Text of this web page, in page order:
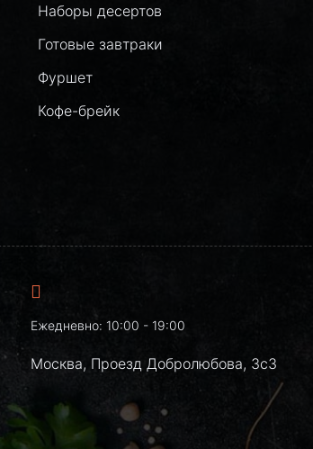
Наборы десертов
Готовые завтраки
Фуршет
Кофе-брейк
Ежедневно: 10:00 - 19:00
Москва, Проезд Добролюбова, 3с3